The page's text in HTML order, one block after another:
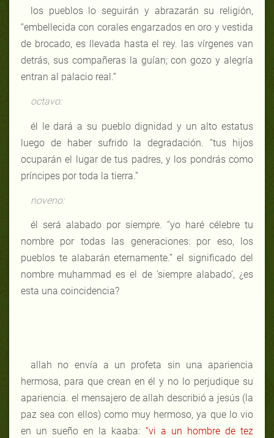
los pueblos lo seguirán y abrazarán su religión,
“embellecida con corales engarzados en oro y vestida
de brocado, es llevada hasta el rey. las vírgenes van
detrás, sus compañeras la guían; con gozo y alegría
entran al palacio real.”
octavo:
él le dará a su pueblo dignidad y un alto estatus
luego de haber sufrido la degradación. “tus hijos
ocuparán el lugar de tus padres, y los pondrás como
príncipes por toda la tierra.”
noveno:
él será alabado por siempre. “yo haré célebre tu
nombre por todas las generaciones: por eso, los
pueblos te alabarán eternamente.” el significado del
nombre muhammad es el de ‘siempre alabado’, ¿es
esta una coincidencia?
allah no envía a un profeta sin una apariencia
hermosa, para que crean en él y no lo perjudique su
apariencia. el mensajero de allah describió a jesús (la
paz sea con ellos) como muy hermoso, ya que lo vio
en un sueño en la kaaba: “vi a un hombre de tez